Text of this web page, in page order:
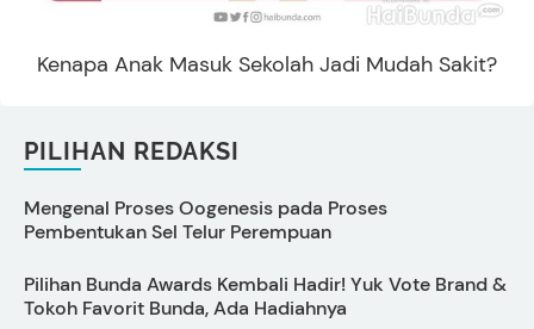
Kenapa Anak Masuk Sekolah Jadi Mudah Sakit?
PILIHAN REDAKSI
Mengenal Proses Oogenesis pada Proses
Pembentukan Sel Telur Perempuan
Pilihan Bunda Awards Kembali Hadir! Yuk Vote Brand &
Tokoh Favorit Bunda, Ada Hadiahnya